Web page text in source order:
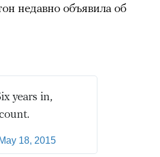
недавно объявила об
years in,
May 18, 2015